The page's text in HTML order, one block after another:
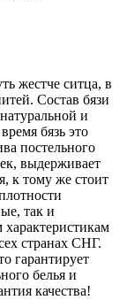
жестче ситца, в
Состав бязи
и
бязь это
постельного
выдерживает
к тому же стоит
так и
странах СНГ.
гарантирует
белья и
качества!